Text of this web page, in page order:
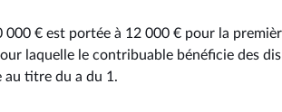
000 € est portée à 12 000 € pour la
laquelle le contribuable bénéficie des
au titre du a du 1.